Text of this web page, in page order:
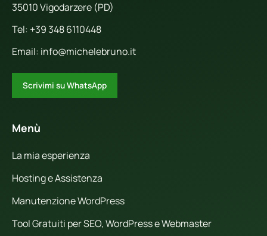
35010 Vigodarzere (PD)
Tel: +39 348 6110448
Email: info@michelebruno.it
Scrivimi su WhatsApp
Menù
La mia esperienza
Hosting e Assistenza
Manutenzione WordPress
Tool Gratuiti per SEO, WordPress e Webmaster